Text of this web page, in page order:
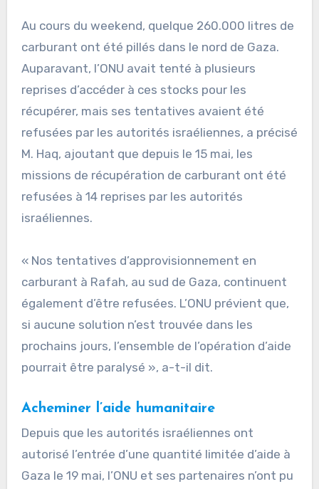
Au cours du weekend, quelque 260.000 litres de
carburant ont été pillés dans le nord de Gaza.
Auparavant, l’ONU avait tenté à plusieurs
reprises d’accéder à ces stocks pour les
récupérer, mais ses tentatives avaient été
refusées par les autorités israéliennes, a précisé
M. Haq, ajoutant que depuis le 15 mai, les
missions de récupération de carburant ont été
refusées à 14 reprises par les autorités
israéliennes.
« Nos tentatives d’approvisionnement en
carburant à Rafah, au sud de Gaza, continuent
également d’être refusées. L’ONU prévient que,
si aucune solution n’est trouvée dans les
prochains jours, l’ensemble de l’opération d’aide
pourrait être paralysé », a-t-il dit.
Acheminer l’aide humanitaire
Depuis que les autorités israéliennes ont
autorisé l’entrée d’une quantité limitée d’aide à
Gaza le 19 mai, l’ONU et ses partenaires n’ont pu